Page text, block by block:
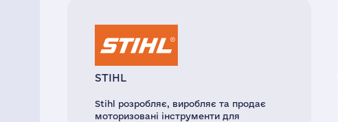
STIHL
Stihl розробляє, виробляє та продає
моторизовані інструменти для